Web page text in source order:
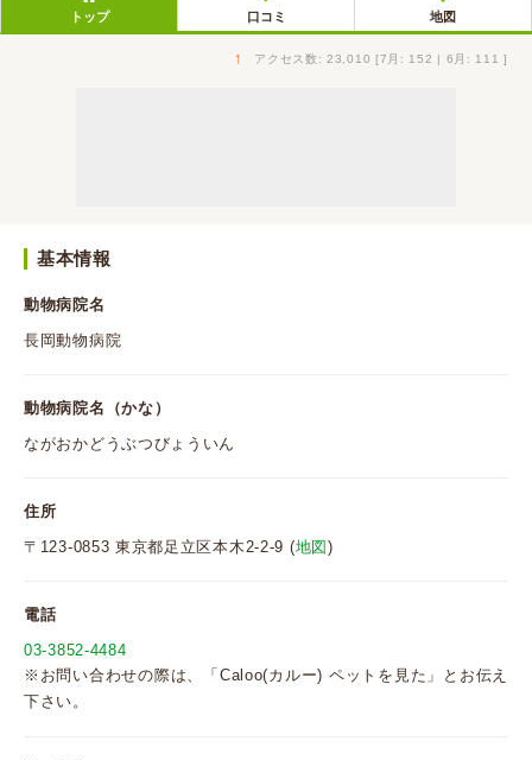
トップ 口コミ 地図
↑ アクセス数: 23,010 [7月: 152 | 6月: 111 ]
基本情報
動物病院名
長岡動物病院
動物病院名（かな）
ながおかどうぶつびょういん
住所
〒123-0853 東京都足立区本木2-2-9 (地図 )
電話
03-3852-4484
※お問い合わせの際は、「Caloo(カルー) ペットを見た」とお伝え
下さい。